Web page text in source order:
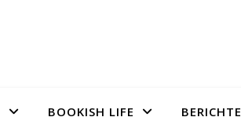
BOOKISH LIFE BERICHTE